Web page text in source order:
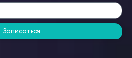
Записаться